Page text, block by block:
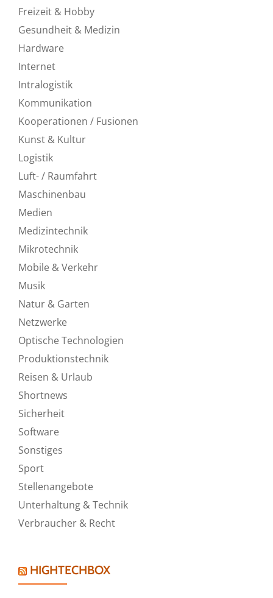
Freizeit & Hobby
Gesundheit & Medizin
Hardware
Internet
Intralogistik
Kommunikation
Kooperationen / Fusionen
Kunst & Kultur
Logistik
Luft- / Raumfahrt
Maschinenbau
Medien
Medizintechnik
Mikrotechnik
Mobile & Verkehr
Musik
Natur & Garten
Netzwerke
Optische Technologien
Produktionstechnik
Reisen & Urlaub
Shortnews
Sicherheit
Software
Sonstiges
Sport
Stellenangebote
Unterhaltung & Technik
Verbraucher & Recht
HIGHTECHBOX